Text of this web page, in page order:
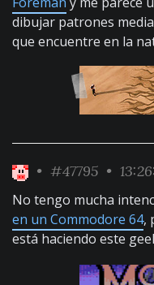
dibujar patrones
que encuentre en la
• #47795 •
No tengo mucha
en un Commodore 64,
está haciendo este